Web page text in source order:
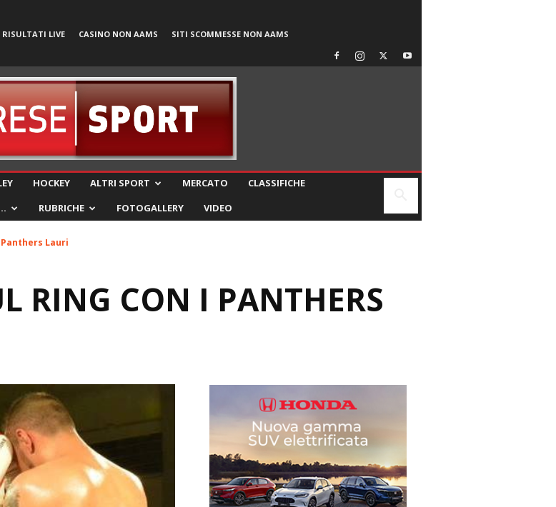
RISULTATI LIVE CASINO NON AAMS SITI SCOMMESSE NON AAMS
HOCKEY ALTRI SPORT MERCATO
CLASSIFICHE
RUBRICHE FOTOGALLERY VIDEO
Lauri
RING CON I PANTHERS